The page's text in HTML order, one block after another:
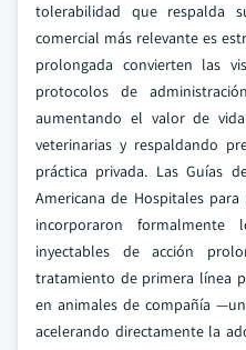
tolerabilidad que respalda
comercial más relevante es
prolongada convierten las
protocolos de
aumentando el valor de
veterinarias y respaldando
práctica privada. Las Guías
Americana de Hospitales
incorporaron formalmente
inyectables de acción
tratamiento de primera línea
en animales de compañía
acelerando directamente la